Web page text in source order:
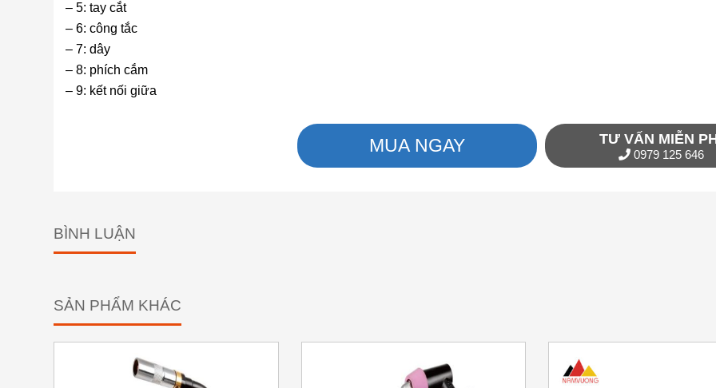
– 5: tay cắt
– 6: công tắc
– 7: dây
– 8: phích cắm
– 9: kết nối giữa
MUA NGAY TƯ VẤN MIỄN
0979 125 646
BÌNH LUẬN
SẢN PHẨM KHÁC